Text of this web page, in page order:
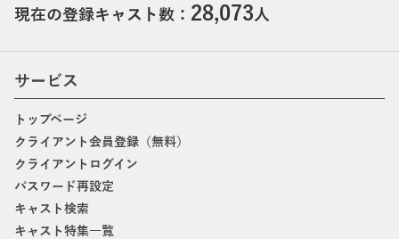
現在の登録キャスト数： 28,073人
サービス
トップページ
クライアント会員登録（無料）
クライアントログイン
パスワード再設定
キャスト検索
キャスト特集一覧